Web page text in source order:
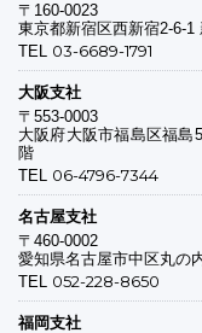
〒160-0023
東京都新宿区西新宿2-6-1
TEL 03-6689-1791
大阪支社
〒553-0003
大阪府大阪市福島区福島
階
TEL 06-4796-7344
名古屋支社
〒460-0002
愛知県名古屋市中区丸の
TEL 052-228-8650
福岡支社